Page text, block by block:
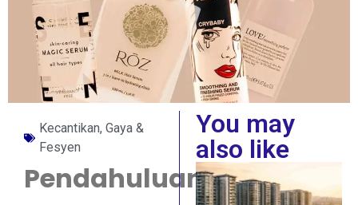
Kecantikan, Gaya &
Fesyen
Pendahuluan
You may
also like